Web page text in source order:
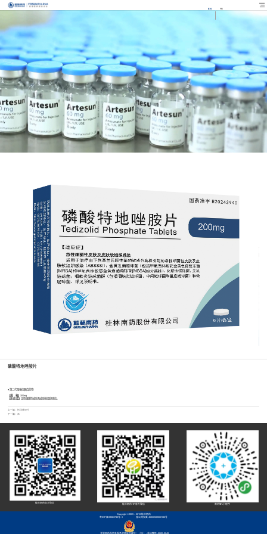
EN FR
磷酸特地唑胺片
● 第二代噁唑烷酮类药物
【规 格】200mg
【适 应 症】急性细菌性皮肤及皮肤软组织感染。
上一篇：
托伐普坦片
下一篇：无
桂林南药官方微信
桂林南药HR官方微信 南药智+小程序
Copyright ©2005 - 2013 桂林南药
粤ICP备09063742号-1
桂公网安备 45030502000182号
互联网药品信息服务资格证书编号：（桂 ）-非经营性-2020-0049